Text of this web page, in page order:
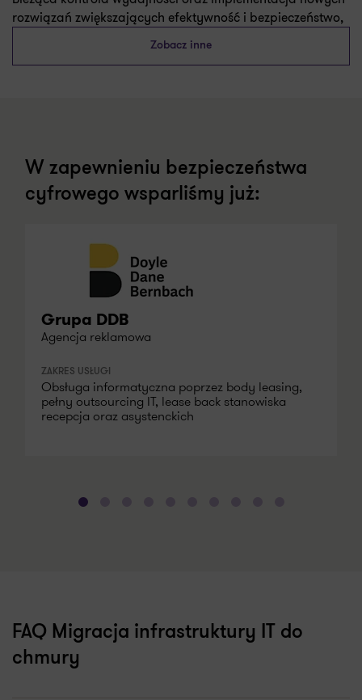
rozwiązań zwiększających efektywność i bezpieczeństwo,
Zobacz inne
W zapewnieniu bezpieczeństwa
cyfrowego wsparliśmy już:
Grupa DDB
Agencja reklamowa
ZAKRES USŁUGI
Obsługa informatyczna poprzez body leasing,
pełny outsourcing IT, lease back stanowiska
recepcja oraz asystenckich
FAQ Migracja infrastruktury IT do
chmury